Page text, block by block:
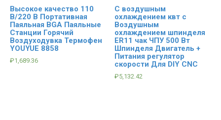
Высокое качество 110
В/220 В Портативная
Паяльная BGA Паяльные
Станции Горячий
Воздуходувка Термофен
YOUYUE 8858
₽1,689.36
С воздушным
охлаждением квт с
Воздушным
охлаждением шпинделя
ER11 чак ЧПУ 500 Вт
Шпинделя Двигатель +
Питания регулятор
скорости Для DIY CNC
₽5,132.42